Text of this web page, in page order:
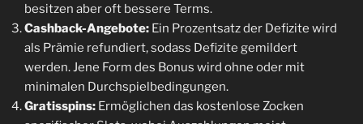
besitzen aber oft bessere Terms.
Cashback-Angebote: Ein Prozentsatz der Defizite wird
als Prämie refundiert, sodass Defizite gemildert
werden. Jene Form des Bonus wird ohne oder mit
minimalen Durchspielbedingungen.
Gratisspins: Ermöglichen das kostenlose Zocken